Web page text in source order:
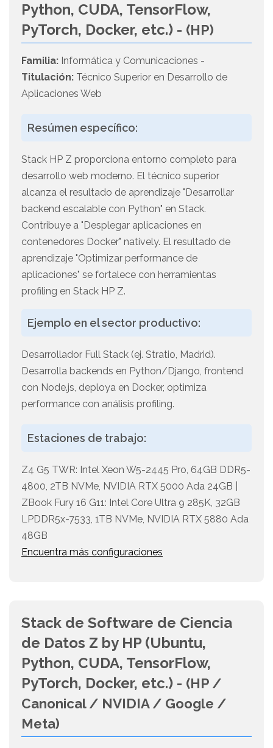
Python, CUDA, TensorFlow,
PyTorch, Docker, etc.) - (HP)
Familia: Informática y Comunicaciones -
Titulación: Técnico Superior en Desarrollo de
Aplicaciones Web
Resúmen específico:
Stack HP Z proporciona entorno completo para
desarrollo web moderno. El técnico superior
alcanza el resultado de aprendizaje "Desarrollar
backend escalable con Python" en Stack.
Contribuye a "Desplegar aplicaciones en
contenedores Docker" natively. El resultado de
aprendizaje "Optimizar performance de
aplicaciones" se fortalece con herramientas
profiling en Stack HP Z.
Ejemplo en el sector productivo:
Desarrollador Full Stack (ej. Stratio, Madrid).
Desarrolla backends en Python/Django, frontend
con Node.js, deploya en Docker, optimiza
performance con análisis profiling.
Estaciones de trabajo:
Z4 G5 TWR: Intel Xeon W5-2445 Pro, 64GB DDR5-
4800, 2TB NVMe, NVIDIA RTX 5000 Ada 24GB |
ZBook Fury 16 G11: Intel Core Ultra 9 285K, 32GB
LPDDR5x-7533, 1TB NVMe, NVIDIA RTX 5880 Ada
48GB
Encuentra más configuraciones
Stack de Software de Ciencia
de Datos Z by HP (Ubuntu,
Python, CUDA, TensorFlow,
PyTorch, Docker, etc.) - (HP /
Canonical / NVIDIA / Google /
Meta)